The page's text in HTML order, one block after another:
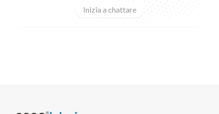
Inizia a chattare